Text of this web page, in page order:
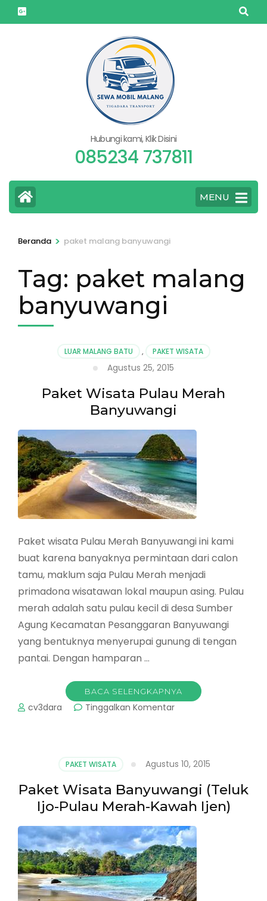
Lompat
ke
Hubungi kami, Klik Disini
085234 737811
MENU
Beranda > paket malang banyuwangi
Tag: paket malang
banyuwangi
LUAR MALANG BATU , PAKET WISATA
Agustus 25, 2015
Paket Wisata Pulau Merah
Banyuwangi
Paket wisata Pulau Merah Banyuwangi ini kami
buat karena banyaknya permintaan dari calon
tamu, maklum saja Pulau Merah menjadi
primadona wisatawan lokal maupun asing. Pulau
merah adalah satu pulau kecil di desa Sumber
Agung Kecamatan Pesanggaran Banyuwangi
yang bentuknya menyerupai gunung di tengan
pantai. Dengan hamparan …
BACA SELENGKAPNYA
cv3dara Tinggalkan Komentarpada
Banyuwangi
PAKET WISATA Agustus 10, 2015
Paket Wisata Banyuwangi (Teluk
Ijo-Pulau Merah-Kawah Ijen)